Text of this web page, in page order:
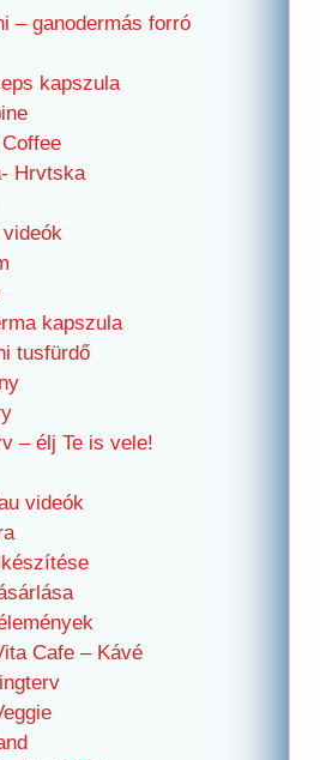
– ganodermás forró
kapszula
Hrvtska
kapszula
tusfürdő
– élj Te is vele!
videók
Cafe – Kávé